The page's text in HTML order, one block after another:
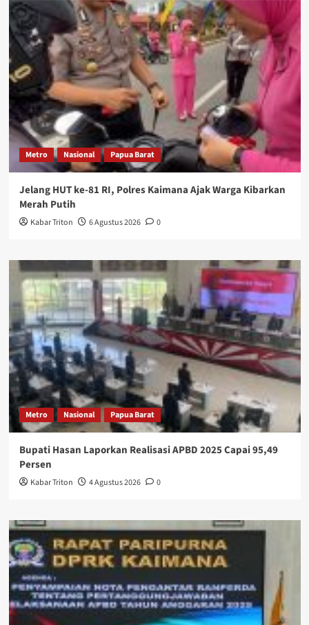
Metro Nasional Papua Barat
Jelang HUT ke-81 RI, Polres Kaimana Ajak Warga Kibarkan
Merah Putih
Kabar Triton 6 Agustus 2026 0
Metro Nasional Papua Barat
Bupati Hasan Laporkan Realisasi APBD 2025 Capai 95,49
Persen
Kabar Triton 4 Agustus 2026 0